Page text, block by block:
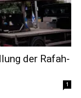
der Rafah-
1